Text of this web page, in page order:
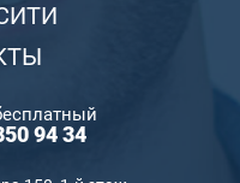
94 34